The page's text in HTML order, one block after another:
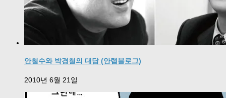
안철수와 박경철의 대담 (안랩블로그)
2010년 6월 21일